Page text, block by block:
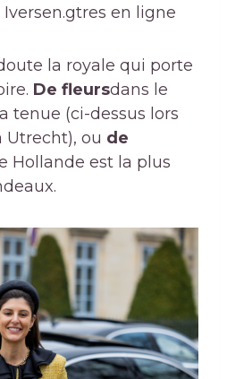
gtres en ligne
la royale qui porte
De fleursdans le
tenue (ci-dessus lors
Utrecht), ou de
Hollande est la plus